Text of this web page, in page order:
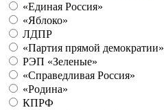
«Единая Россия»
«Яблоко»
ЛДПР
«Партия прямой демократии»
РЭП «Зеленые»
«Справедливая Россия»
«Родина»
КПРФ